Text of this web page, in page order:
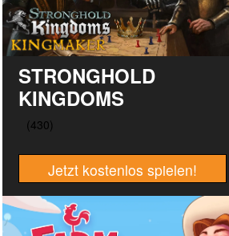
STRONGHOLD
KINGDOMS
Jetzt kostenlos spielen!